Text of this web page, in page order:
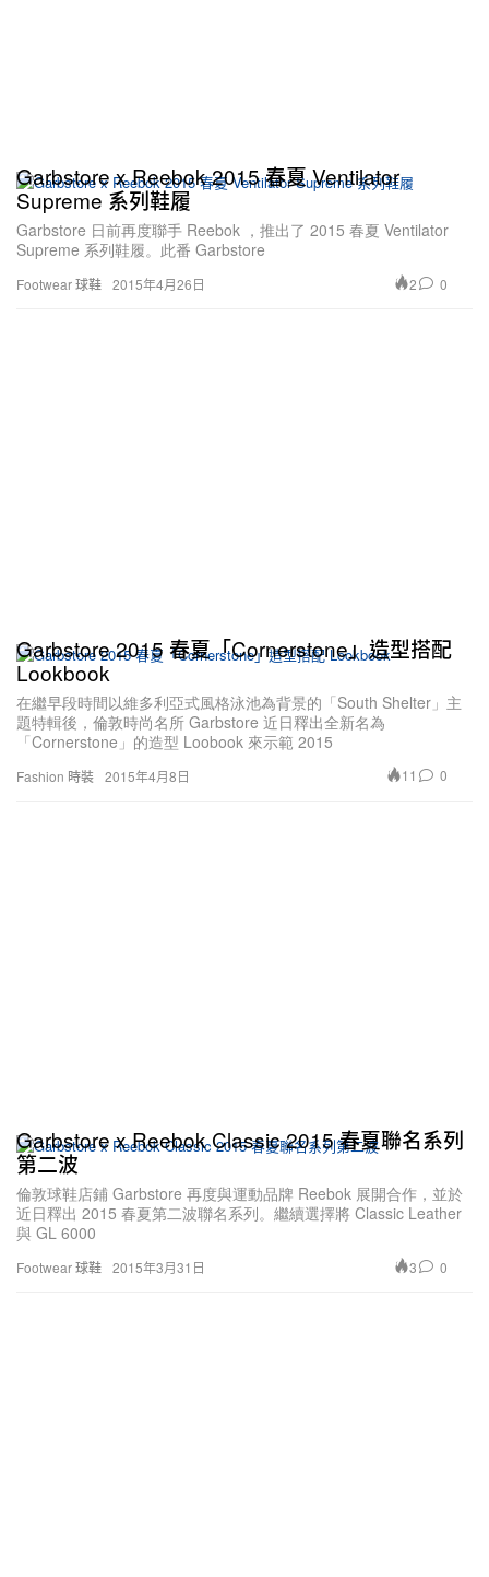
Footwear 球鞋
Garbstore x Reebok 2015 春夏 Ventilator
Supreme 系列鞋履
Garbstore 日前再度聯手 Reebok ，推出了 2015 春夏 Ventilator
Supreme 系列鞋履。此番 Garbstore
2015年4月26日 2 0
Fashion 時裝
Garbstore 2015 春夏「Cornerstone」造型搭配
Lookbook
在繼早段時間以維多利亞式風格泳池為背景的「South Shelter」主
題特輯後，倫敦時尚名所 Garbstore 近日釋出全新名為
「Cornerstone」的造型 Loobook 來示範 2015
2015年4月8日 11 0
Footwear 球鞋
Garbstore x Reebok Classic 2015 春夏聯名系列
第二波
倫敦球鞋店鋪 Garbstore 再度與運動品牌 Reebok 展開合作，並於
近日釋出 2015 春夏第二波聯名系列。繼續選擇將 Classic Leather
與 GL 6000
2015年3月31日 3 0